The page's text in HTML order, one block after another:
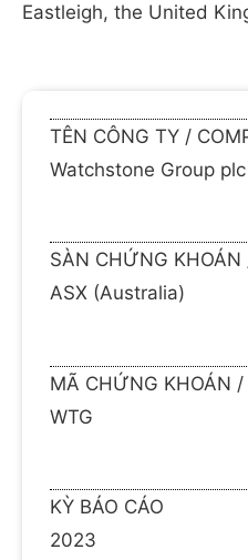
Eastleigh, the United
TÊN CÔNG TY /
Watchstone Group plc
SÀN CHỨNG KHOÁN
ASX (Australia)
MÃ CHỨNG KHOÁN /
WTG
KỲ BÁO CÁO
2023